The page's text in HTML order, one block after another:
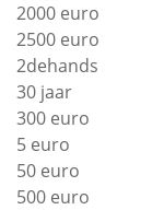
2000 euro
2500 euro
2dehands
30 jaar
300 euro
5 euro
50 euro
500 euro